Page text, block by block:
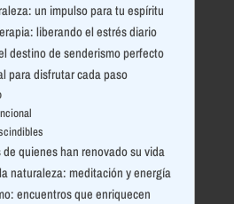
un impulso para tu espíritu
liberando el estrés diario
destino de senderismo perfecto
para disfrutar cada paso
quienes han renovado su vida
naturaleza: meditación y energía
encuentros que enriquecen